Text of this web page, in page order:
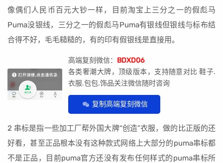
像偶们人民币百元大钞一样，目前淘宝上三分之一的假彪马
Puma没银线，三分之一的假彪马Puma有银线但银线与标布结
合得不好，毛毛糙糙的，有的印有假银线是直接用。
高端复刻微信： BDXD06
各类奢潮大牌，顶级版本，支持随意对比 鞋子.
衣服.包包.饰品关注微信随时咨询
复制高端复刻微信
2 串标是指一些加工厂帮外国大牌“创造”衣服，做的比正版的还
好看，甚至正品根本没有这种款式网络上大部分的puma串标都
不是正品，目前puma官方还没有发布任何样式的puma串标所